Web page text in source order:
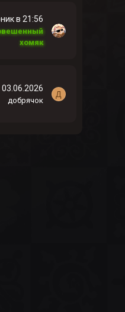
в 21:56
хомяк
03.06.2026
добрячок
Д